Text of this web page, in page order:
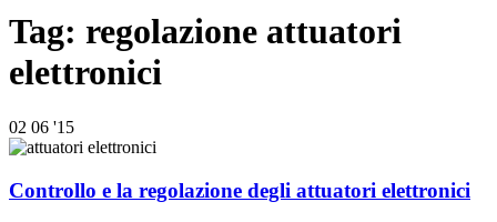
Tag: regolazione attuatori
elettronici
02 06 '15
Controllo e la regolazione degli attuatori elettronici